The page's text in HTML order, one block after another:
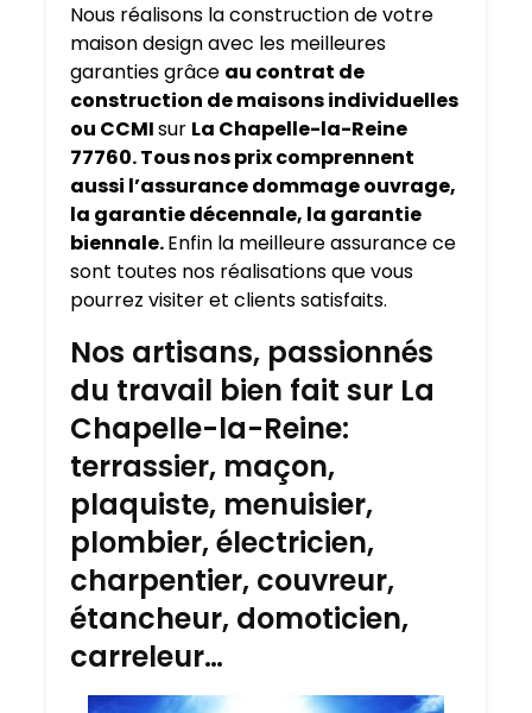
Nous réalisons la construction de votre
maison design avec les meilleures
garanties grâce au contrat de
construction de maisons individuelles
ou CCMIsur La Chapelle-la-Reine
77760. Tous nos prix comprennent
aussi l’assurance dommage ouvrage,
la garantie décennale, la garantie
biennale.Enfin la meilleure assurance ce
sont toutes nos réalisations que vous
pourrez visiter et clients satisfaits.
Nos artisans, passionnés
du travail bien fait sur La
Chapelle-la-Reine:
terrassier, maçon,
plaquiste, menuisier,
plombier, électricien,
charpentier, couvreur,
étancheur, domoticien,
carreleur…